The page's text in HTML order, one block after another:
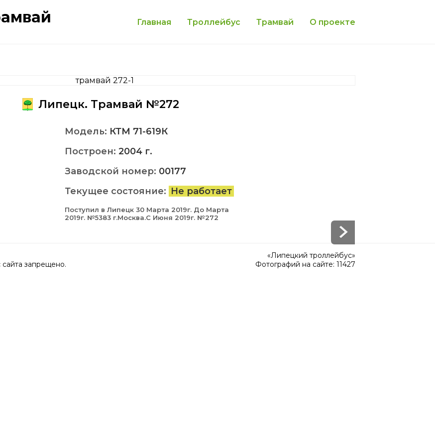
Главная Троллейбус Трамвай О проекте
Липецк. Трамвай №272
Модель: КТМ 71-619К
Построен: 2004 г.
Заводской номер: 00177
Текущее состояние: Не работает
Поступил в Липецк 30 Марта 2019г. До Марта
2019г. №5383 г.Москва.С Июня 2019г. №272
запрещено.
«Липецкий троллейбус»
Фотографий на сайте: 11427